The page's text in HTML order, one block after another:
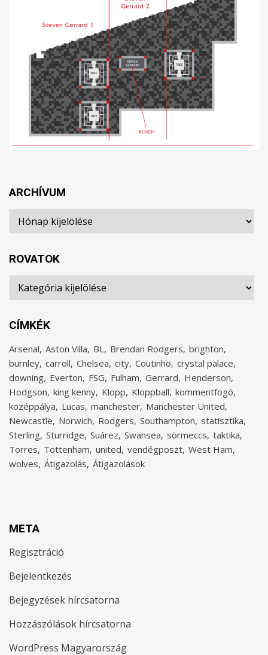
ARCHÍVUM
Archívum
ROVATOK
Rovatok
CÍMKÉK
Arsenal Aston Villa BL Brendan Rodgers brighton
burnley carroll Chelsea city Coutinho crystal palace
downing Everton FSG Fulham Gerrard Henderson
Hodgson king kenny Klopp Kloppball kommentfogó
középpálya Lucas manchester Manchester United
Newcastle Norwich Rodgers Southampton statisztika
Sterling Sturridge Suárez Swansea sörmeccs taktika
Torres Tottenham united vendégposzt West Ham
wolves Átigazolás Átigazolások
META
Regisztráció
Bejelentkezés
Bejegyzések hírcsatorna
Hozzászólások hírcsatorna
WordPress Magyarország